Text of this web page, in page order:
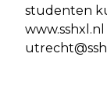
studenten